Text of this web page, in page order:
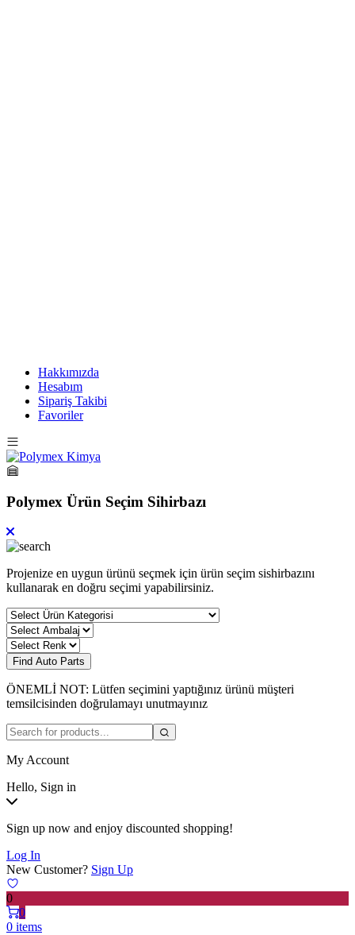
Hakkımızda
Hesabım
Sipariş Takibi
Favoriler
Polymex Ürün Seçim Sihirbazı
Projenize en uygun ürünü seçmek için ürün seçim sishirbazını
kullanarak en doğru seçimi yapabilirsiniz.
Find Auto Parts
ÖNEMLİ NOT: Lütfen seçimini yaptığınız ürünü müşteri
temsilcisinden doğrulamayı unutmayınız
My Account
Hello, Sign in
Sign up now and enjoy discounted shopping!
Log In
New Customer? Sign Up
0
0
0 items